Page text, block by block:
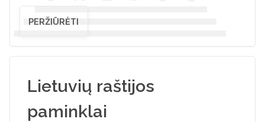
PERŽIŪRĖTI
Lietuvių raštijos
paminklai